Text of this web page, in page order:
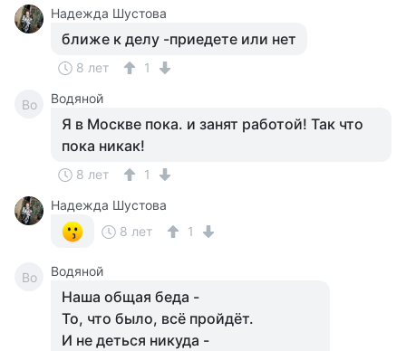
Надежда Шустова
ближе к делу -приедете или нет
8 лет 1
Во Водяной
Я в Москве пока. и занят работой! Так что
пока никак!
8 лет
1
Надежда Шустова
8 лет
1
Во Водяной
Наша общая беда -
То, что было, всё пройдёт.
И не деться никуда -